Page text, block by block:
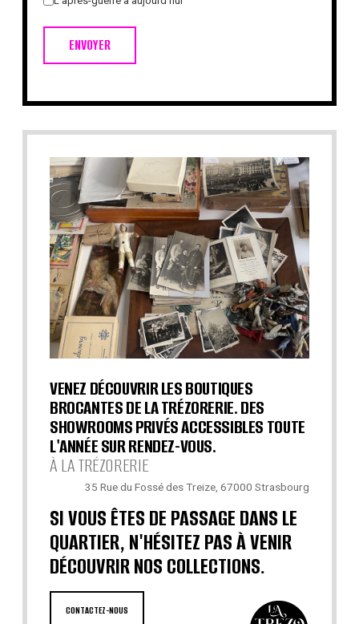
ENVOYER
VENEZ DÉCOUVRIR LES BOUTIQUES
BROCANTES DE LA TRÉZORERIE. DES
SHOWROOMS PRIVÉS ACCESSIBLES TOUTE
L'ANNÉE SUR RENDEZ-VOUS.
À LA TRÉZORERIE
35 Rue du Fossé des Treize, 67000 Strasbourg
SI VOUS ÊTES DE PASSAGE DANS LE
QUARTIER, N'HÉSITEZ PAS À VENIR
DÉCOUVRIR NOS COLLECTIONS.
CONTACTEZ-NOUS